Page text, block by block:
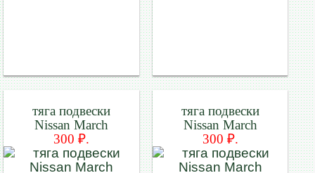
тяга подвески
Nissan March
300 ₽.
тяга подвески
Nissan March
300 ₽.